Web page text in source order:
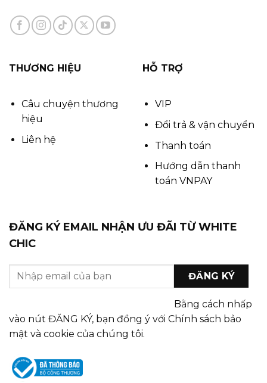
THƯƠNG HIỆU
Câu chuyện thương
hiệu
Liên hệ
HỖ TRỢ
VIP
Đổi trả & vận chuyển
Thanh toán
Hướng dẫn thanh
toán VNPAY
ĐĂNG KÝ EMAIL NHẬN ƯU ĐÃI TỪ WHITE
CHIC
Bằng cách nhấp
vào nút ĐĂNG KÝ, bạn đồng ý với Chính sách bảo
mật và cookie của chúng tôi.